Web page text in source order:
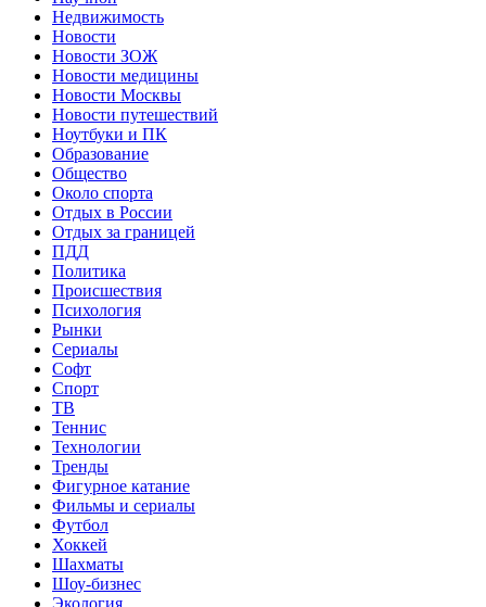
Недвижимость
Новости
Новости ЗОЖ
Новости медицины
Новости Москвы
Новости путешествий
Ноутбуки и ПК
Образование
Общество
Около спорта
Отдых в России
Отдых за границей
ПДД
Политика
Происшествия
Психология
Рынки
Сериалы
Софт
Спорт
ТВ
Теннис
Технологии
Тренды
Фигурное катание
Фильмы и сериалы
Футбол
Хоккей
Шахматы
Шоу-бизнес
Экология